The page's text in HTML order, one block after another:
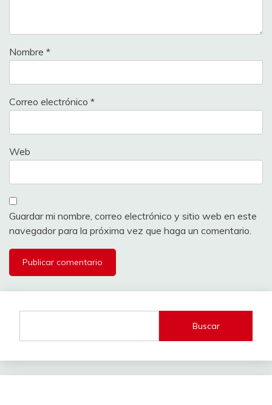
Nombre *
Correo electrónico *
Web
Guardar mi nombre, correo electrónico y sitio web en este
navegador para la próxima vez que haga un comentario.
Buscar